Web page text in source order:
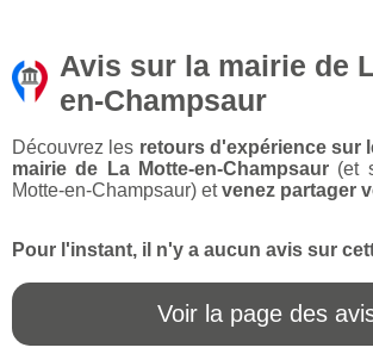
Avis sur la mairie de
en-Champsaur
Découvrez les retours d'expérience sur
mairie de La Motte-en-Champsaur (et
Motte-en-Champsaur) etvenez partager
Pour l'instant, il n'y a aucun avis sur
Voir la page des